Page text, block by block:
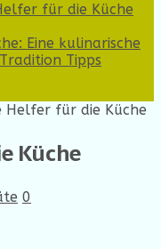
für die Küche
Eine kulinarische
Tipps
Helfer für die Küche
Küche
0